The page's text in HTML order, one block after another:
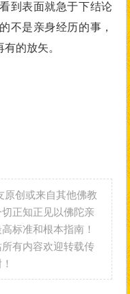
到表面就急于下结论
不是亲身经历的事，
的放矢。
原创或来自其他佛教
正知正见以佛陀亲
标准和根本指南！
有内容欢迎转载传